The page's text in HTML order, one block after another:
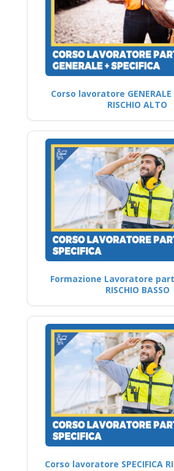
Corso lavoratore GENERALE
RISCHIO ALTO
Formazione Lavoratore
RISCHIO BASSO
Corso lavoratore SPECIFICA